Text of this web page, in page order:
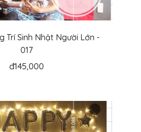
Trí Sinh Nhật Người Lớn -
017
đ145,000